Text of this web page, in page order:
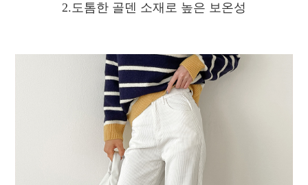
2.도톰한 골덴 소재로 높은 보온성